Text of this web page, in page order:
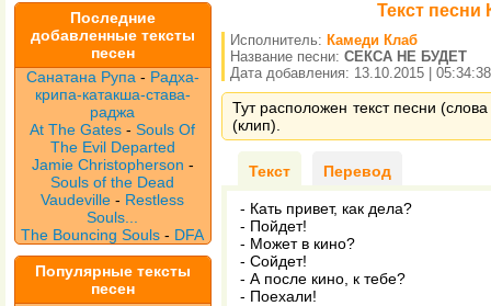
Последние
добавленные тексты
песен
Санатана Рупа - Радха-
крипа-катакша-става-
раджа
At The Gates -Souls Of
The Evil Departed
Jamie Christopherson -
Souls of the Dead
Vaudeville- Restless
Souls...
The Bouncing Souls - DFA
Популярные тексты
песен
Текст
Исполнитель: Камеди Клаб
Название песни: СЕКСА НЕ БУДЕТ
Дата добавления: 13.10.2015 | 05:34:38
Тут расположен текст песни
(клип).
Текст Перевод
- Кать привет, как дела?
- Пойдет!
- Может в кино?
- Сойдет!
- А после кино, к тебе?
- Поехали!